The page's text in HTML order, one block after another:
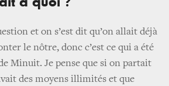
et on s’est dit qu’on allait déjà
le nôtre, donc c’est ce qui a été
Minuit. Je pense que si on partait
des moyens illimités et que